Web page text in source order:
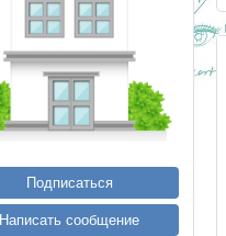
Подписаться
Написать сообщение